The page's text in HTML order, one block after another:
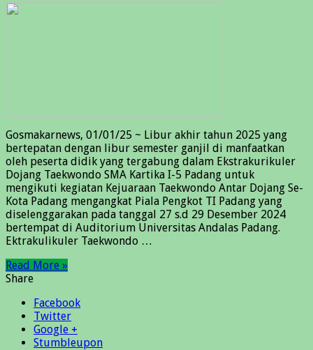
Gosmakarnews, 01/01/25 ~ Libur akhir tahun 2025 yang
bertepatan dengan libur semester ganjil di manfaatkan
oleh peserta didik yang tergabung dalam Ekstrakurikuler
Dojang Taekwondo SMA Kartika I-5 Padang untuk
mengikuti kegiatan Kejuaraan Taekwondo Antar Dojang Se-
Kota Padang mengangkat Piala Pengkot TI Padang yang
diselenggarakan pada tanggal 27 s.d 29 Desember 2024
bertempat di Auditorium Universitas Andalas Padang.
Ektrakulikuler Taekwondo …
Read More »
Share
Facebook
Twitter
Google +
Stumbleupon